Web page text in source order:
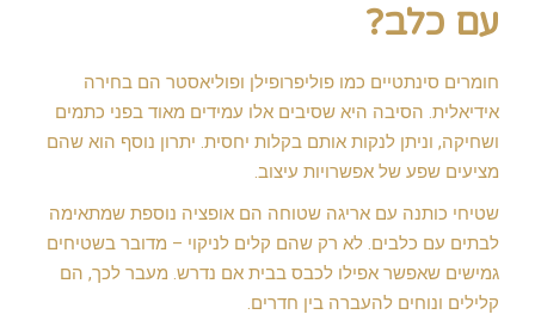
עם כלב?
חומרים סינתטיים כמו פוליפרופילן ופוליאסטר הם בחירה
אידיאלית. הסיבה היא שסיבים אלו עמידים מאוד בפני כתמים
ושחיקה, וניתן לנקות אותם בקלות יחסית. יתרון נוסף הוא שהם
מציעים שפע של אפשרויות עיצוב.
שטיחי כותנה עם אריגה שטוחה הם אופציה נוספת שמתאימה
לבתים עם כלבים. לא רק שהם קלים לניקוי – מדובר בשטיחים
גמישים שאפשר אפילו לכבס בבית אם נדרש. מעבר לכך, הם
קלילים ונוחים להעברה בין חדרים.